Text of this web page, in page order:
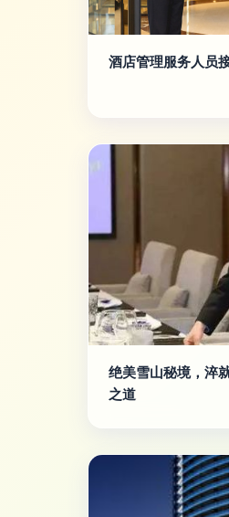
酒店管理服务人员
绝美雪山秘境，淬
之道